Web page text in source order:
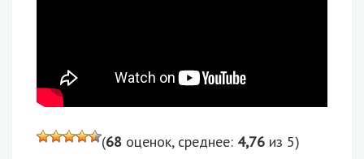
(68 оценок, среднее: 4,76 из 5)